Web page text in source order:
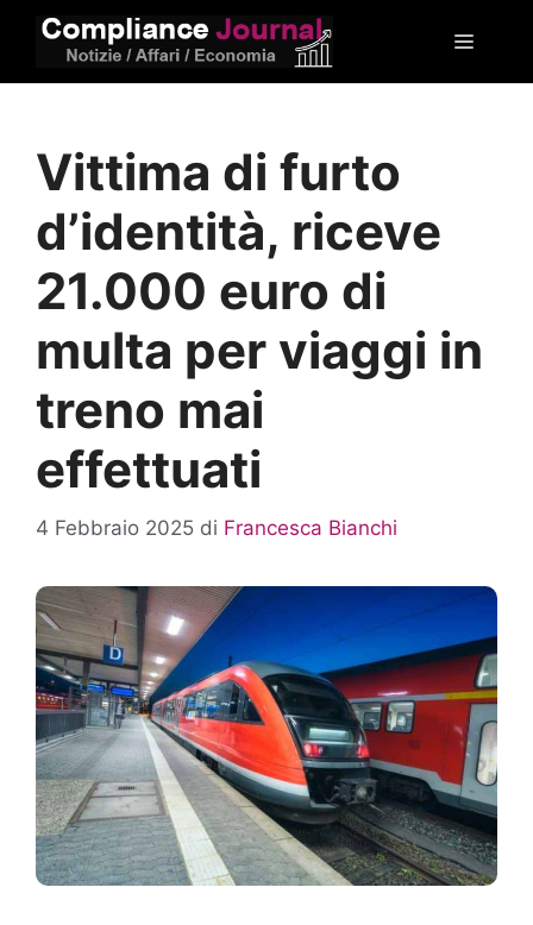
Menu
Vittima di furto
d’identità, riceve
21.000 euro di
multa per viaggi in
treno mai
effettuati
4 Febbraio 2025 di Francesca Bianchi